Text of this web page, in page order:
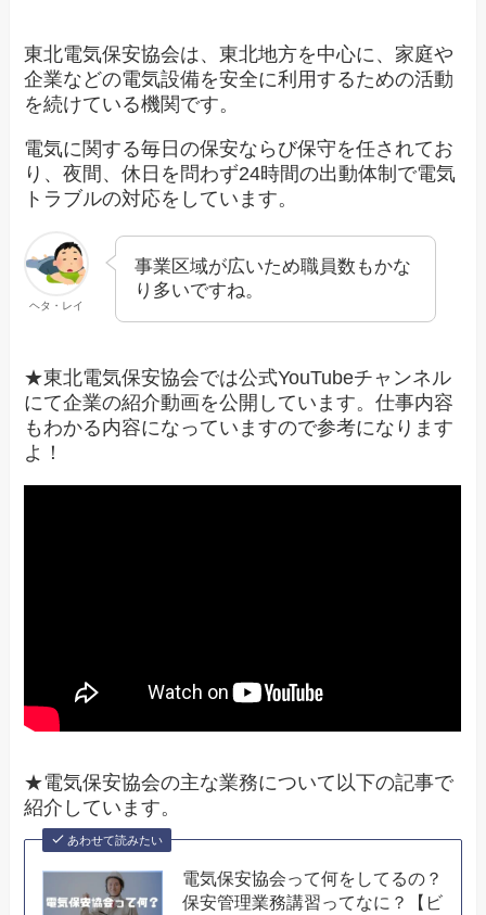
東北電気保安協会は、東北地方を中心に、家庭や
企業などの電気設備を安全に利用するための活動
を続けている機関です。
電気に関する毎日の保安ならび保守を任されてお
り、夜間、休日を問わず24時間の出動体制で電気
トラブルの対応をしています。
ヘタ・レイ
事業区域が広いため職員数もかな
り多いですね。
★東北電気保安協会では公式YouTubeチャンネル
にて企業の紹介動画を公開しています。仕事内容
もわかる内容になっていますので参考になります
よ！
★電気保安協会の主な業務について以下の記事で
紹介しています。
あわせて読みたい
電気保安協会って何をしてるの？
保安管理業務講習ってなに？【ビ